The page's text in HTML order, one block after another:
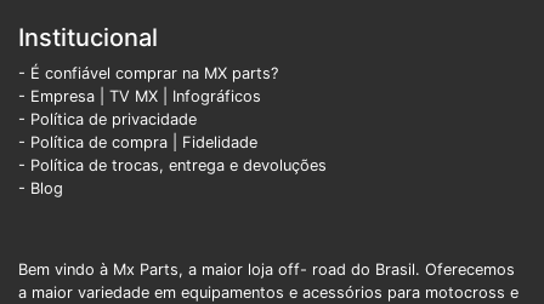
Institucional
- É confiável comprar na MX parts?
- Empresa
TV MX
Infográficos
- Política de privacidade
- Política de compra | Fidelidade
- Política de trocas, entrega e devoluções
- Blog
Bem vindo à Mx Parts, a maior loja off- road do Brasil. Oferecemos
a maior variedade em equipamentos e acessórios para motocross e